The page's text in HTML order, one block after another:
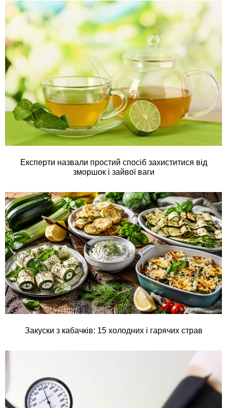
Експерти назвали простий спосіб захиститися від
зморшок і зайвої ваги
Закуски з кабачків: 15 холодних і гарячих страв